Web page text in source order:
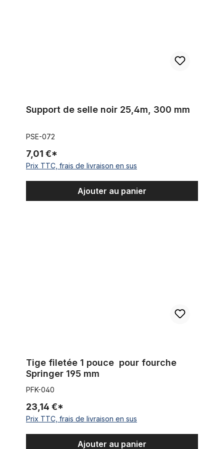
Support de selle noir 25,4m, 300 mm
PSE-072
7,01 €*
Prix TTC, frais de livraison en sus
Ajouter au panier
Tige filetée 1 pouce pour fourche
Springer 195 mm
PFK-040
23,14 €*
Prix TTC, frais de livraison en sus
Ajouter au panier